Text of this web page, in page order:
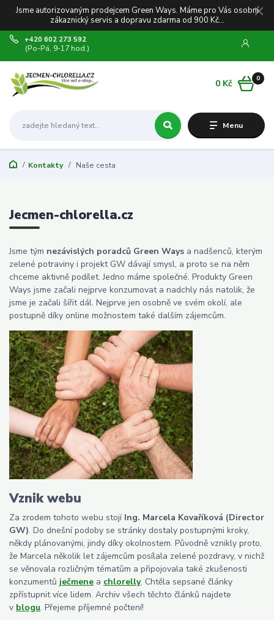
Jsme autorizovaným prodejcem Green Ways. Máme pro Vás osobní
zákaznický servis a dopravu zdarma od 900 Kč...
Menu
+420 602 273 592
(Po-Pá, 9-17 hod.)
0
0 Kč
Kontakty Naše cesta
Jecmen-chlorella.cz
Jsme tým nezávislých poradců Green Ways a nadšenců, kterým
zelené potraviny i projekt GW dávají smysl, a proto se na něm
chceme aktivně podílet. Jedno máme společné. Produkty Green
Ways jsme začali nejprve konzumovat a nadchly nás natolik, že
jsme je začali šířit dál. Nejprve jen osobně ve svém okolí, ale
postupně díky online možnostem také dalším zájemcům.
Vznik webu
Za zrodem tohoto webu stojí Ing. Marcela Kovaříková (Director
GW). Do dnešní podoby se stránky dostaly postupnými kroky,
někdy plánovanými, jindy díky okolnostem. Původně vznikly proto,
že Marcela několik let zájemcům posílala zelené pozdravy, v nichž
se věnovala rozličným tématům a připojovala také zkušenosti
konzumentů ječmene a chlorelly. Chtěla sepsané články
zpřístupnit více lidem. Archiv všech těchto článků najdete
v blogu. Přejeme příjemné počtení!